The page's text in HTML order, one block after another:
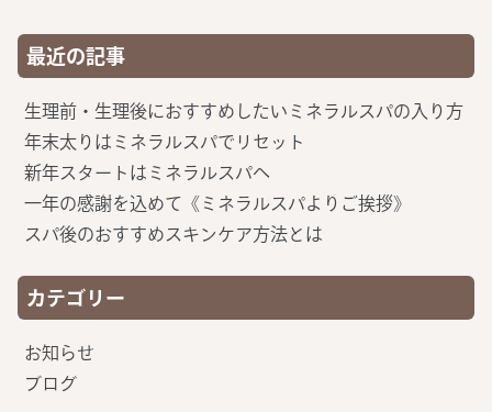
最近の記事
生理前・生理後におすすめしたいミネラルスパの入り方
年末太りはミネラルスパでリセット
新年スタートはミネラルスパへ
一年の感謝を込めて《ミネラルスパよりご挨拶》
スパ後のおすすめスキンケア方法とは
カテゴリー
お知らせ
ブログ